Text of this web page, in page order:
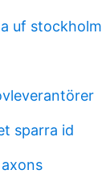
uf stockholm
sparra id